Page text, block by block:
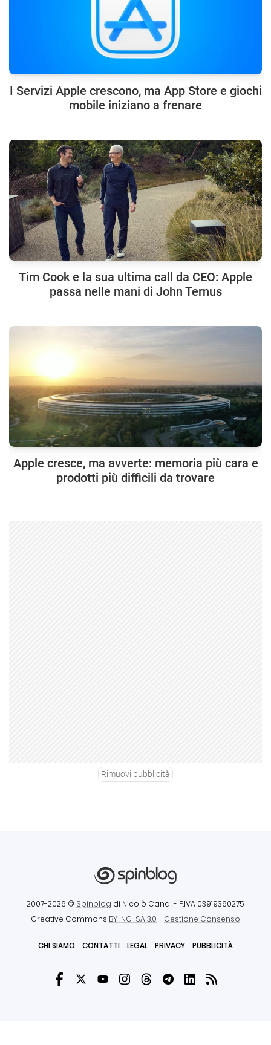
I Servizi Apple crescono, ma App Store e giochi
mobile iniziano a frenare
Tim Cook e la sua ultima call da CEO: Apple
passa nelle mani di John Ternus
Apple cresce, ma avverte: memoria più cara e
prodotti più difficili da trovare
Rimuovi pubblicità
2007-2026 © Spinblog di Nicolò Canal - P.IVA 03919360275
Creative Commons BY-NC-SA 3.0- Gestione Consenso
CHI SIAMO CONTATTI LEGAL PRIVACY PUBBLICITÀ